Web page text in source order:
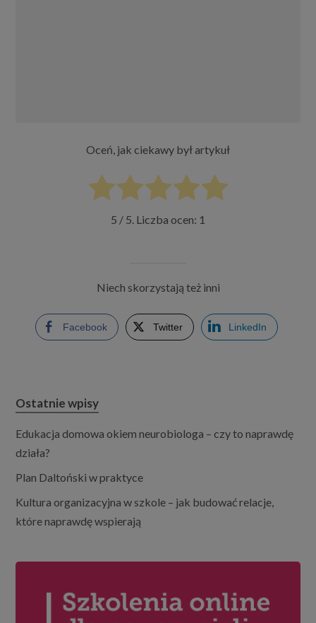
Oceń, jak ciekawy był artykuł
5 / 5. Liczba ocen: 1
Niech skorzystają też inni
Facebook Twitter LinkedIn
Ostatnie wpisy
Edukacja domowa okiem neurobiologa – czy to naprawdę
działa?
Plan Daltoński w praktyce
Kultura organizacyjna w szkole – jak budować relacje,
które naprawdę wspierają